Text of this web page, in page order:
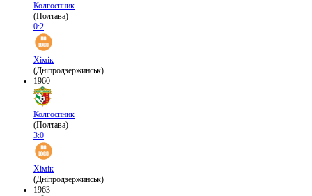
Колгоспник
(Полтава)
0:2
Хімік
(Дніпродзержинськ)
1960
Колгоспник
(Полтава)
3:0
Хімік
(Дніпродзержинськ)
1963